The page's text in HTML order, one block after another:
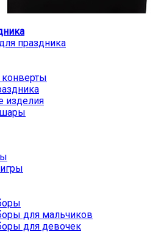
праздника
изделия
для мальчиков
для девочек